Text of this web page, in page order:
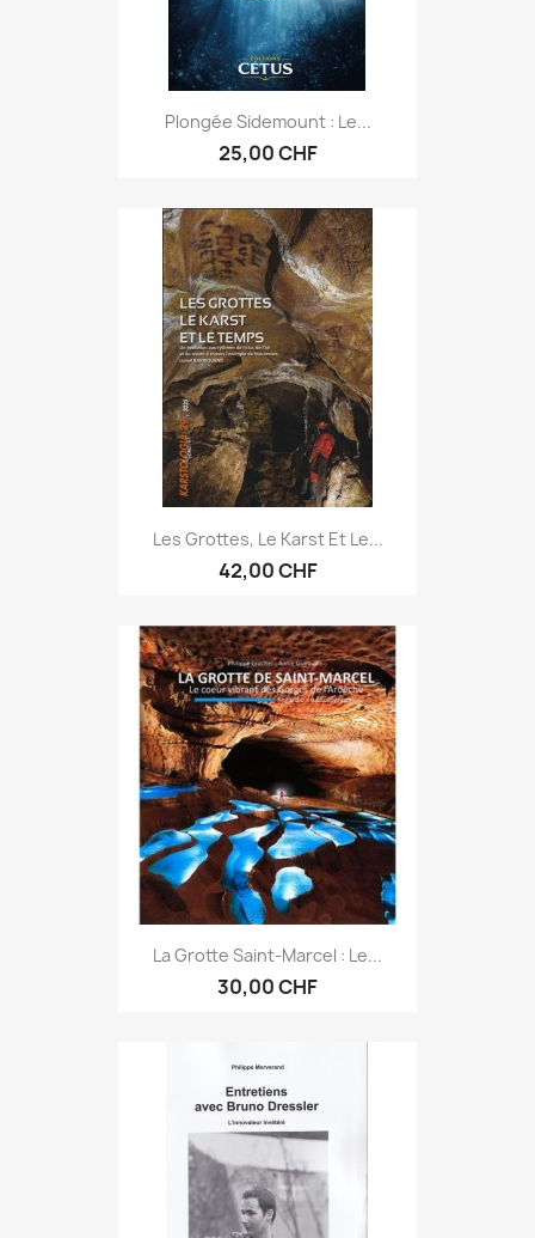
Plongée Sidemount : Le...
25,00 CHF
Les Grottes, Le Karst Et Le...
42,00 CHF
La Grotte Saint-Marcel : Le...
30,00 CHF